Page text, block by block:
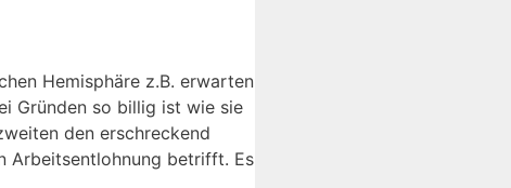
Hemisphäre z.B. erwarten
Gründen so billig ist wie sie
den erschreckend
Arbeitsentlohnung betrifft. Es